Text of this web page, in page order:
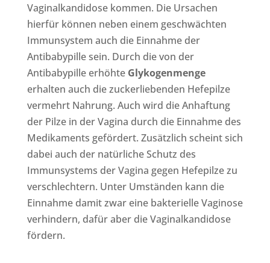
Vaginalkandidose kommen. Die Ursachen
hierfür können neben einem geschwächten
Immunsystem auch die Einnahme der
Antibabypille sein. Durch die von der
Antibabypille erhöhte Glykogenmenge
erhalten auch die zuckerliebenden Hefepilze
vermehrt Nahrung. Auch wird die Anhaftung
der Pilze in der Vagina durch die Einnahme des
Medikaments gefördert. Zusätzlich scheint sich
dabei auch der natürliche Schutz des
Immunsystems der Vagina gegen Hefepilze zu
verschlechtern. Unter Umständen kann die
Einnahme damit zwar eine bakterielle Vaginose
verhindern, dafür aber die Vaginalkandidose
fördern.